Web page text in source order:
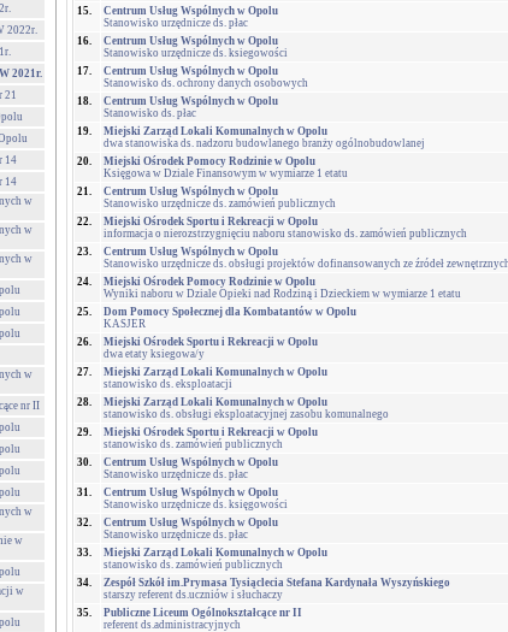
2022r.
2021r.
21
14
14
w
w
w
w
nr II
w
w
w
15.
Centrum Usług Wspólnych w Opolu
Stanowisko urzędnicze ds. płac
16.
Centrum Usług Wspólnych w Opolu
Stanowisko urzędnicze ds. ksiegowości
17.
Centrum Usług Wspólnych w Opolu
Stanowisko ds. ochrony danych osobowych
18.
Centrum Usług Wspólnych w Opolu
Stanowisko ds. płac
19.
Miejski Zarząd Lokali Komunalnych w Opolu
dwa stanowiska ds. nadzoru budowlanego branży ogólnobudowlanej
20.
Miejski Ośrodek Pomocy Rodzinie w Opolu
Księgowa w Dziale Finansowym w wymiarze 1 etatu
21.
Centrum Usług Wspólnych w Opolu
Stanowisko urzędnicze ds. zamówień publicznych
22.
Miejski Ośrodek Sportu i Rekreacji w Opolu
informacja o nierozstrzygnięciu naboru stanowisko ds. zamówień publicznych
23.
Centrum Usług Wspólnych w Opolu
Stanowisko urzędnicze ds. obsługi projektów dofinansowanych ze źródeł
24.
Miejski Ośrodek Pomocy Rodzinie w Opolu
Wyniki naboru w Dziale Opieki nad Rodziną i Dzieckiem w wymiarze 1 etatu
25.
Dom Pomocy Społecznej dla Kombatantów w Opolu
KASJER
26.
Miejski Ośrodek Sportu i Rekreacji w Opolu
dwa etaty ksiegowa/y
27.
Miejski Zarząd Lokali Komunalnych w Opolu
stanowisko ds. eksploatacji
28.
Miejski Zarząd Lokali Komunalnych w Opolu
stanowisko ds. obsługi eksploatacyjnej zasobu komunalnego
29.
Miejski Ośrodek Sportu i Rekreacji w Opolu
stanowisko ds. zamówień publicznych
30.
Centrum Usług Wspólnych w Opolu
Stanowisko urzędnicze ds. płac
31.
Centrum Usług Wspólnych w Opolu
Stanowisko urzędnicze ds. księgowości
32.
Centrum Usług Wspólnych w Opolu
Stanowisko urzędnicze ds. płac
33.
Miejski Zarząd Lokali Komunalnych w Opolu
stanowisko ds. zamówień publicznych
34.
Zespół Szkół im.Prymasa Tysiąclecia Stefana Kardynała Wyszyńskiego
starszy referent ds.uczniów i słuchaczy
35.
Publiczne Liceum Ogólnokształcące nr II
referent ds.administracyjnych